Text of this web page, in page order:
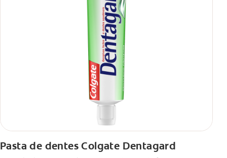
Pasta de dentes Colgate Dentagard